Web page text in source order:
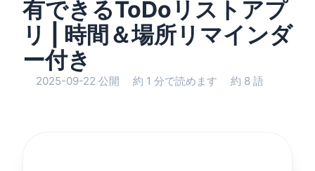
有できるToDoリストアプ
リ | 時間＆場所リマインダ
ー付き
2025-09-22 公開 約 1 分で読めます 約 8 語